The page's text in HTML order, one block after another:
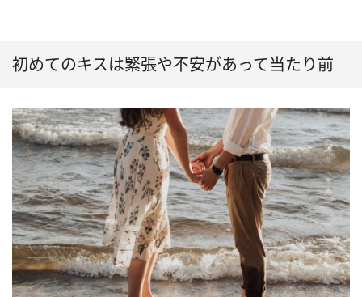
初めてのキスは緊張や不安があって当たり前